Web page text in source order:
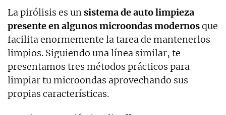
La pirólisis es unsistema de auto limpieza
presente en algunos microondas modernosque
facilita enormemente la tarea de mantenerlos
limpios. Siguiendo una línea similar, te
presentamos tres métodos prácticos para
limpiar tu microondas aprovechando sus
propias características.